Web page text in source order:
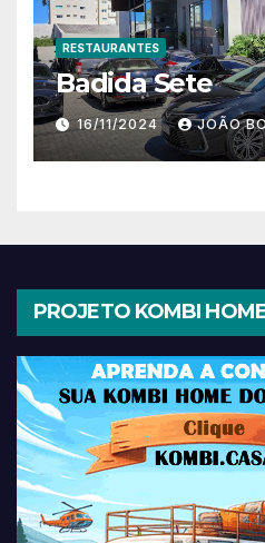
RESTAURANTES
Badida Sete
16/11/2024 JOÃO
PROJETO KOMBI